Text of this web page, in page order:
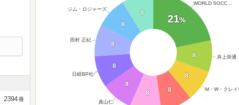
2394冊
21%
WORLD SOCC…
8 井上崇通
8
M・W・クレイ
8
8
8
真山仁
8
日経BP社
8
田村 正紀
8
ジム・ロジャーズ
8